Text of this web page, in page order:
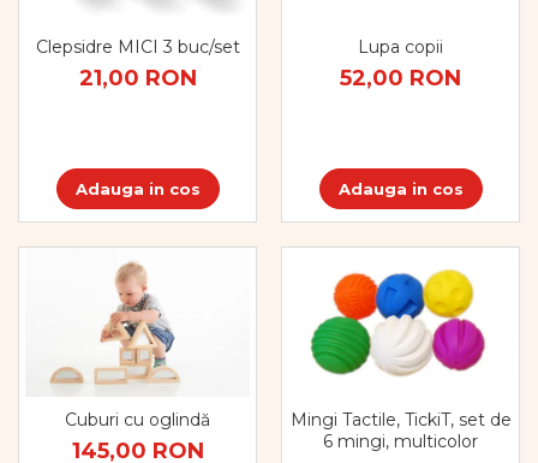
Clepsidre MICI 3 buc/set
21,00 RON
Adauga in cos
Lupa copii
52,00 RON
Adauga in cos
Cuburi cu oglindă
145,00 RON
Mingi Tactile, TickiT, set de
6 mingi, multicolor